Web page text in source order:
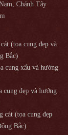
Chánh Tây
(tọa cung đẹp và
Bắc)
cung xấu và hướng
cung đẹp và hướng
cát (tọa cung đẹp
Bắc)